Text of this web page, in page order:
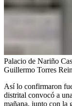
Palacio de Nariño
Guillermo Torres
Así lo confirmaron
distrital convocó a
mañana, junto con la